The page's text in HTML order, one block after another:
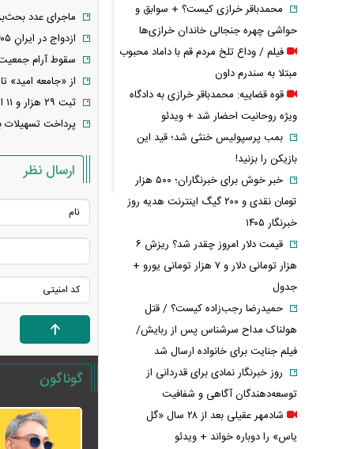
ماجرای عدد بحث‌برانگیز ۱۸ میلیون مجرد در ایران؛کارشناسان درباره
ازدواج در ایرانِ ۱۴۰۵ چند میلیارد آب می‌خورد؟
سقوط آرام
از «جامعه امید»
ثبت ۲۹ هزار و ۱۱ ازدواج در جنگ تحمیلی اخیر
پرداخت
ارسال نظر
گوناگون
محمدباقر خرازی کیست؟ + سوابق و
حواشی چهره جنجالی خاندان خرازی‌ها
فیلم / وداع تلخ مردم قم با داماد محبوب
مبتلا به سندرم داون
قوه قضاییه: محمدباقر خرازی به دادگاه
ویژه روحانیت احضار شد + ویدئو
بمب پرسپولیس خنثی شد؛ قید این
بازیکن را بزنید!
خبر خوش برای خبرنگاران؛ ۵۰۰ هزار
تومان نقدی و ۲۰۰ گیگ اینترنت هدیه روز
خبرنگار ۱۴۰۵
قیمت دلار امروز چقدر شد؟ ریزش ۶
هزار تومانی دلار و ۷ هزار تومانی یورو +
جدول
حمیدرضا رجب‌زاده کیست؟ / قتل
هولناک مداح سرشناس پس از ربایش/
فیلم جنایت برای خانواده ارسال شد
روز خبرنگار نمادی برای قدردانی از
توسعه‌دهندگان آگاهی و شفافیت
شادمهر عقیلی بعد از ۲۸ سال «گل
یاس» را دوباره خواند + ویدئو